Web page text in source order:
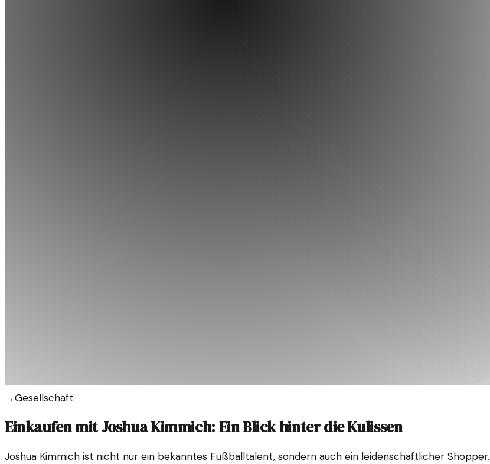
→Gesellschaft
Einkaufen mit Joshua Kimmich: Ein Blick hinter die Kulissen
Joshua Kimmich ist nicht nur ein bekanntes Fußballtalent, sondern auch ein leidenschaftlicher